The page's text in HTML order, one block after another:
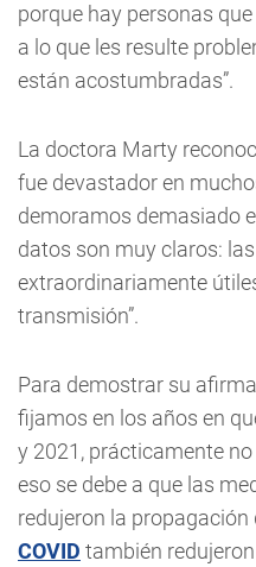
porque hay personas
a lo que les resulte
están acostumbradas”.
La doctora Marty
fue devastador en
demoramos demasiado
datos son muy claros:
extraordinariamente
transmisión”.
Para demostrar su
fijamos en los años en
y 2021, prácticamente
eso se debe a que las
redujeron la propagación
COVID también